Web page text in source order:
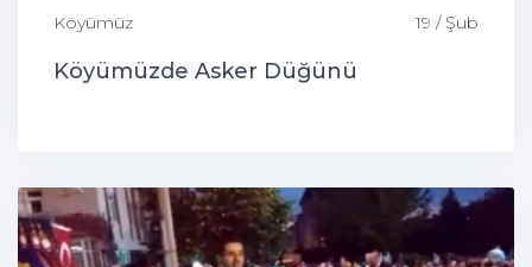
Köyümüz 19 / Şub
Köyümüzde Asker Düğünü